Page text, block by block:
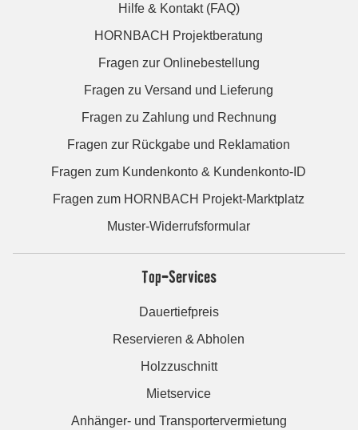
Hilfe & Kontakt (FAQ)
HORNBACH Projektberatung
Fragen zur Onlinebestellung
Fragen zu Versand und Lieferung
Fragen zu Zahlung und Rechnung
Fragen zur Rückgabe und Reklamation
Fragen zum Kundenkonto & Kundenkonto-ID
Fragen zum HORNBACH Projekt-Marktplatz
Muster-Widerrufsformular
Top-Services
Dauertiefpreis
Reservieren & Abholen
Holzzuschnitt
Mietservice
Anhänger- und Transportervermietung